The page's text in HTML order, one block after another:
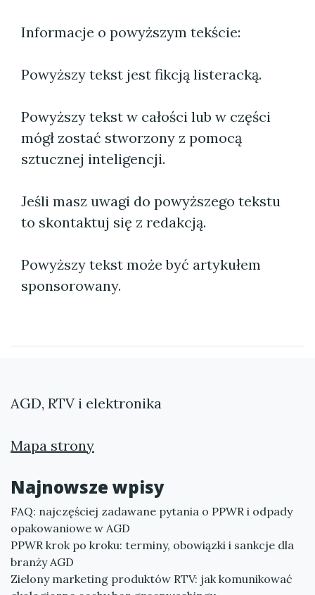
Informacje o powyższym tekście:
Powyższy tekst jest fikcją listeracką.
Powyższy tekst w całości lub w części
mógł zostać stworzony z pomocą
sztucznej inteligencji.
Jeśli masz uwagi do powyższego tekstu
to skontaktuj się z redakcją.
Powyższy tekst może być artykułem
sponsorowany.
AGD, RTV i elektronika
Mapa strony
Najnowsze wpisy
FAQ: najczęściej zadawane pytania o PPWR i odpady
opakowaniowe w AGD
PPWR krok po kroku: terminy, obowiązki i sankcje dla
branży AGD
Zielony marketing produktów RTV: jak komunikować